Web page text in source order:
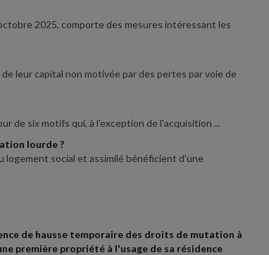
2025, comporte des mesures intéressant les
leur capital non motivée par des pertes par voie de
de six motifs qui, à l'exception de l'acquisition ...
lourde ?
logement social et assimilé bénéficient d'une
de hausse temporaire des droits de mutation à
première propriété à l'usage de sa résidence